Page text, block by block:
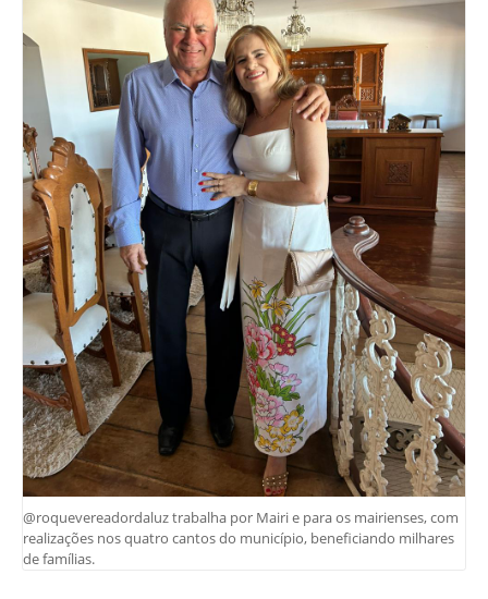
@roquevereadordaluz trabalha por Mairi e para os mairienses, com
realizações nos quatro cantos do município, beneficiando milhares
de famílias.